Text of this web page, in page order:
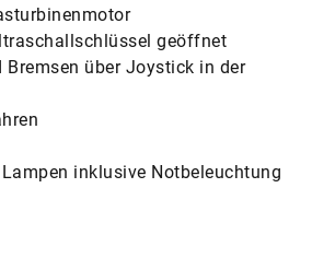
geöffnet
Bremsen über Joystick in der
inklusive Notbeleuchtung